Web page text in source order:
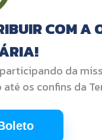
COM A
da
os confins da